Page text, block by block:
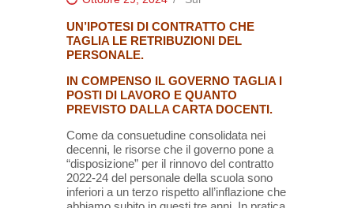
UN’IPOTESI DI CONTRATTO CHE
TAGLIA LE RETRIBUZIONI DEL
PERSONALE.
IN COMPENSO IL GOVERNO TAGLIA I
POSTI DI LAVORO E QUANTO
PREVISTO DALLA CARTA DOCENTI.
Come da consuetudine consolidata nei
decenni, le risorse che il governo pone a
“disposizione” per il rinnovo del contratto
2022-24 del personale della scuola sono
inferiori a un terzo rispetto all’inflazione che